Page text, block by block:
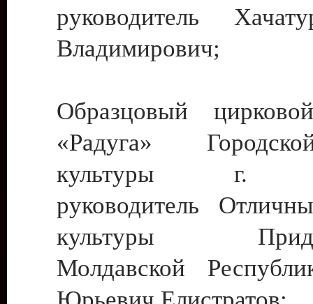
руководитель
Владимирович;
Образцовый
«Радуга»
культуры г.
руководитель
культуры
Молдавской